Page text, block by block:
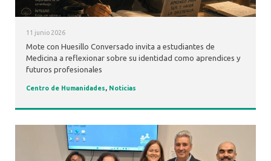
11 junio 2026
Mote con Huesillo Conversado invita a estudiantes de
Medicina a reflexionar sobre su identidad como aprendices y
futuros profesionales
Centro de Humanidades, Noticias